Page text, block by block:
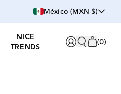
México (MXN $)
NICE
TRENDS
(0)